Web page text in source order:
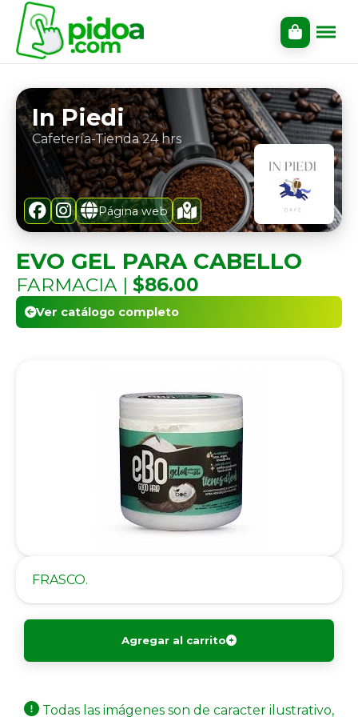
In Piedi
Cafetería-Tienda 24 hrs
Página web
EVO GEL PARA CABELLO
FARMACIA | $86.00
Ver catálogo completo
FRASCO.
Agregar al carrito
Todas las imágenes son de caracter ilustrativo,